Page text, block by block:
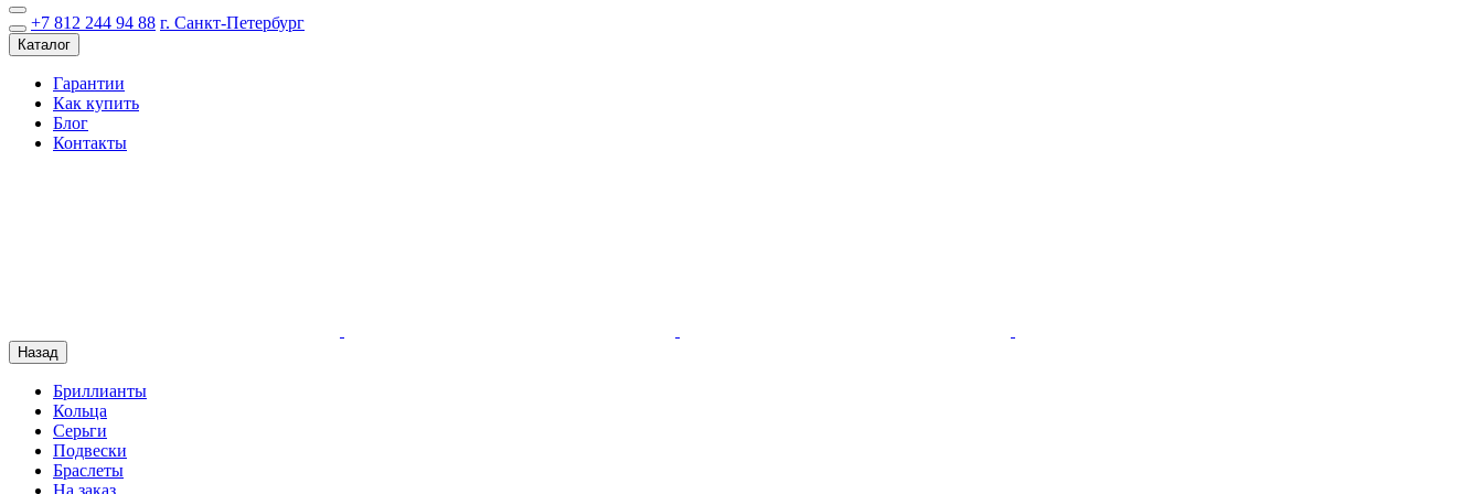
+7 812 244 94 88 г. Санкт-Петербург
Каталог
Гарантии
Как купить
Блог
Контакты
Назад
Бриллианты
Кольца
Серьги
Подвески
Браслеты
На заказ